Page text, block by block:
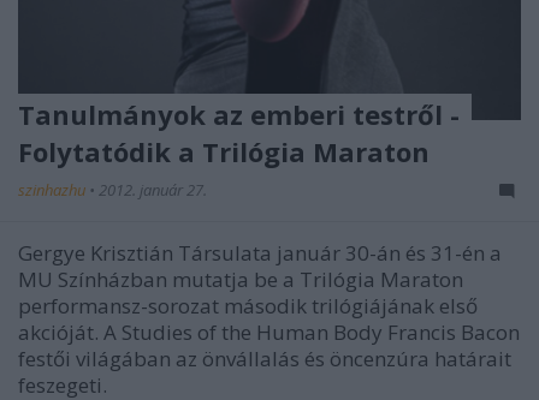
Tanulmányok az emberi testről -
Folytatódik a Trilógia Maraton
szinhazhu • 2012. január 27.
Gergye Krisztián Társulata január 30-án és 31-én a
MU Színházban mutatja be a Trilógia Maraton
performansz-sorozat második trilógiájának első
akcióját. A Studies of the Human Body Francis Bacon
festői világában az önvállalás és öncenzúra határait
feszegeti.